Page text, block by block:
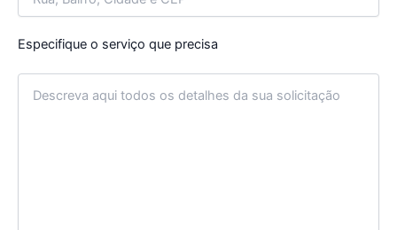
Especifique o serviço que precisa